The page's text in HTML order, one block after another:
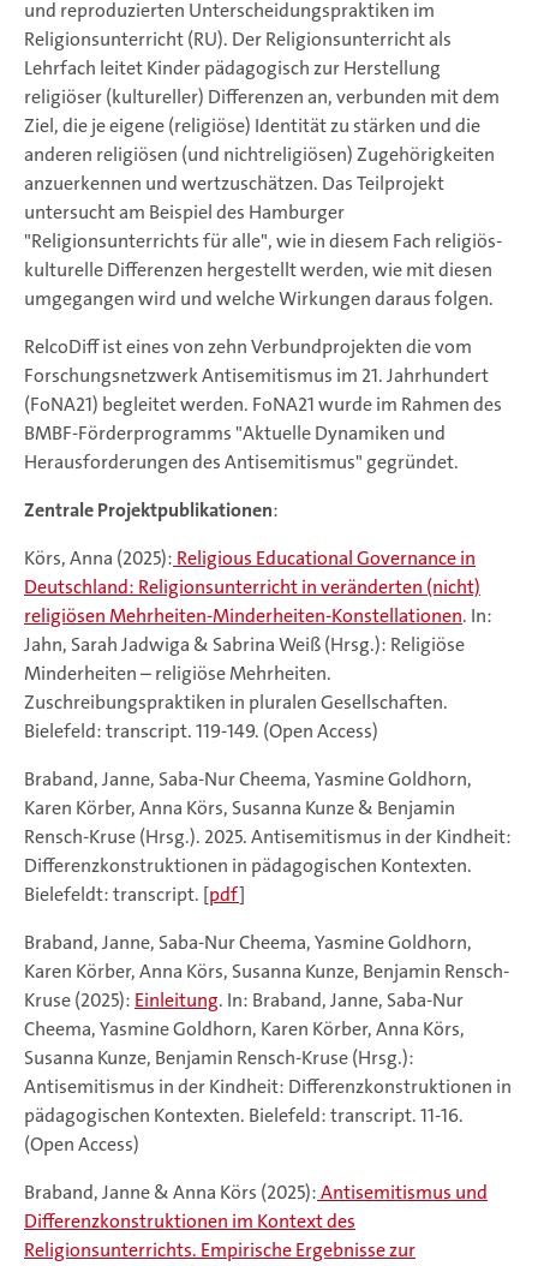
und reproduzierten Unterscheidungspraktiken im
Religionsunterricht (RU). Der Religionsunterricht als
Lehrfach leitet Kinder pädagogisch zur Herstellung
religiöser (kultureller) Differenzen an, verbunden mit dem
Ziel, die je eigene (religiöse) Identität zu stärken und die
anderen religiösen (und nichtreligiösen) Zugehörigkeiten
anzuerkennen und wertzuschätzen. Das Teilprojekt
untersucht am Beispiel des Hamburger
"Religionsunterrichts für alle", wie in diesem Fach religiös-
kulturelle Differenzen hergestellt werden, wie mit diesen
umgegangen wird und welche Wirkungen daraus folgen.
RelcoDiff ist eines von zehn Verbundprojekten die vom
Forschungsnetzwerk Antisemitismus im 21. Jahrhundert
(FoNA21) begleitet werden. FoNA21 wurde im Rahmen des
BMBF-Förderprogramms "Aktuelle Dynamiken und
Herausforderungen des Antisemitismus" gegründet.
Zentrale Projektpublikationen:
Körs, Anna (2025): Religious Educational Governance in
Deutschland: Religionsunterricht in veränderten (nicht)
religiösen Mehrheiten-Minderheiten-Konstellationen. In:
Jahn, Sarah Jadwiga & Sabrina Weiß (Hrsg.): Religiöse
Minderheiten – religiöse Mehrheiten.
Zuschreibungspraktiken in pluralen Gesellschaften.
Bielefeld: transcript. 119-149. (Open Access)
Braband, Janne, Saba-Nur Cheema, Yasmine Goldhorn,
Karen Körber, Anna Körs, Susanna Kunze & Benjamin
Rensch-Kruse (Hrsg.). 2025. Antisemitismus in der Kindheit:
Differenzkonstruktionen in pädagogischen Kontexten.
Bielefeldt: transcript. [pdf]
Braband, Janne, Saba-Nur Cheema, Yasmine Goldhorn,
Karen Körber, Anna Körs, Susanna Kunze, Benjamin Rensch-
Kruse (2025): Einleitung. In: Braband, Janne, Saba-Nur
Cheema, Yasmine Goldhorn, Karen Körber, Anna Körs,
Susanna Kunze, Benjamin Rensch-Kruse (Hrsg.):
Antisemitismus in der Kindheit: Differenzkonstruktionen in
pädagogischen Kontexten. Bielefeld: transcript. 11-16.
(Open Access)
Braband, Janne & Anna Körs (2025):Antisemitismus und
Differenzkonstruktionen im Kontext des
Religionsunterrichts. Empirische Ergebnisse zur